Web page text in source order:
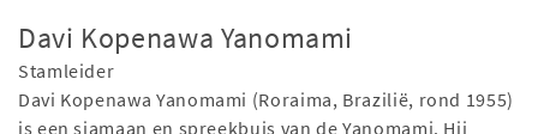
Davi Kopenawa Yanomami
Stamleider
Davi Kopenawa Yanomami (Roraima, Brazilië, rond 1955)
is een sjamaan en spreekbuis van de Yanomami. Hij